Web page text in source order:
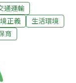
眾若要搭乘貓空
動、不能心急、
保障」，並呼籲
公共工程的品
娟表示，從貓空
纜車營運連最基
，她認為台北市
通運輸
正義
生活環境
育